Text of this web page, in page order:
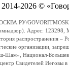
2026 ©
Адрес:
распространения –
организации,
Шам», Национал-
Свидетелей Иеговы